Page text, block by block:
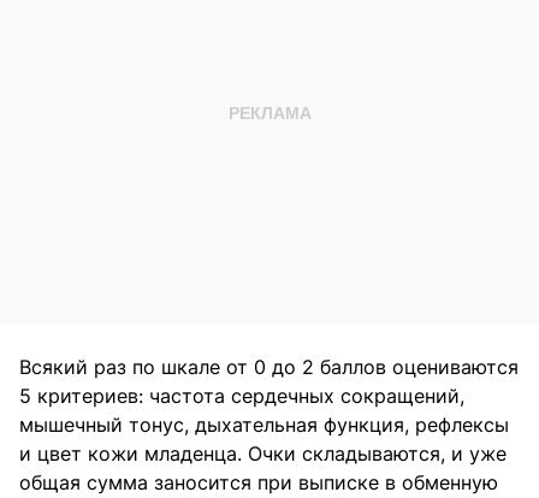
Всякий раз по шкале от 0 до 2 баллов оцениваются
5 критериев: частота сердечных сокращений,
мышечный тонус, дыхательная функция, рефлексы
и цвет кожи младенца. Очки складываются, и уже
общая сумма заносится при выписке в обменную